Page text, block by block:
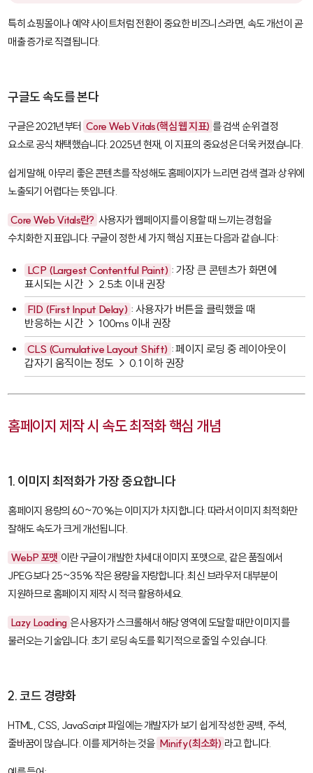
특히 쇼핑몰이나 예약 사이트처럼 전환이 중요한 비즈니스라면, 속도 개선이 곧
매출 증가로 직결됩니다.
구글도 속도를 본다
구글은 2021년부터 Core Web Vitals(핵심 웹 지표) 를 검색 순위 결정
요소로 공식 채택했습니다. 2025년 현재, 이 지표의 중요성은 더욱 커졌습니다.
쉽게 말해, 아무리 좋은 콘텐츠를 작성해도 홈페이지가 느리면 검색 결과 상위에
노출되기 어렵다는 뜻입니다.
Core Web Vitals란? 사용자가 웹페이지를 이용할 때 느끼는 경험을
수치화한 지표입니다. 구글이 정한 세 가지 핵심 지표는 다음과 같습니다:
LCP (Largest Contentful Paint) : 가장 큰 콘텐츠가 화면에
표시되는 시간 → 2.5초 이내 권장
FID (First Input Delay) : 사용자가 버튼을 클릭했을 때
반응하는 시간 → 100ms 이내 권장
CLS (Cumulative Layout Shift) : 페이지 로딩 중 레이아웃이
갑자기 움직이는 정도 → 0.1 이하 권장
홈페이지 제작 시 속도 최적화 핵심 개념
1. 이미지 최적화가 가장 중요합니다
홈페이지 용량의 60~70%는 이미지가 차지합니다. 따라서 이미지 최적화만
잘해도 속도가 크게 개선됩니다.
WebP 포맷 이란 구글이 개발한 차세대 이미지 포맷으로, 같은 품질에서
JPEG보다 25~35% 작은 용량을 자랑합니다. 최신 브라우저 대부분이
지원하므로 홈페이지 제작 시 적극 활용하세요.
Lazy Loading 은 사용자가 스크롤해서 해당 영역에 도달할 때만 이미지를
불러오는 기술입니다. 초기 로딩 속도를 획기적으로 줄일 수 있습니다.
2. 코드 경량화
HTML, CSS, JavaScript 파일에는 개발자가 보기 쉽게 작성한 공백, 주석,
줄바꿈이 많습니다. 이를 제거하는 것을 Minify(최소화) 라고 합니다.